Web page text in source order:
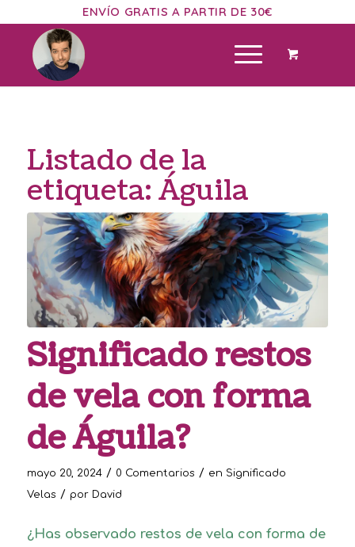
ENVÍO GRATIS A PARTIR DE 30€
Listado de la
etiqueta: Águila
Significado restos
de vela con forma
de Águila?
mayo 20, 2024 / 0 Comentarios / en Significado
Velas / por David
¿Has observado restos de vela con forma de